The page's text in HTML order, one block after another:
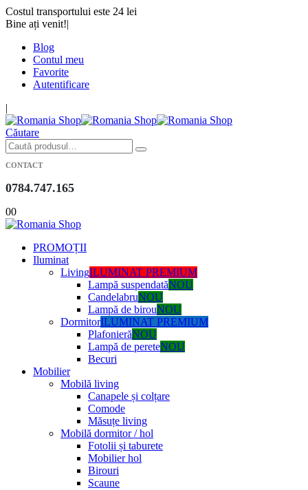
Costul transportului este 24 lei
Bine ați venit!|
Blog
Contul meu
Favorite
Autentificare
|
Căutare
CONTACT
0784.747.165
00
PROMOȚII
Iluminat
LivingILUMINAT PREMIUM
Lampă suspendatăNOU
CandelabruNOU
Lampă de birouNOU
DormitorILUMINAT PREMIUM
PlafonierăNOU
Lampă de pereteNOU
Becuri
Mobilier
Mobilă living
Canapele și colțare
Comode
Măsuțe living
Mobilă dormitor / hol
Fotolii și taburete
Mobilier hol
Birouri
Scaune